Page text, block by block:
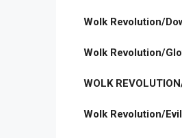
Wolk Revolution/
Wolk Revolution/
WOLK
Wolk Revolution/